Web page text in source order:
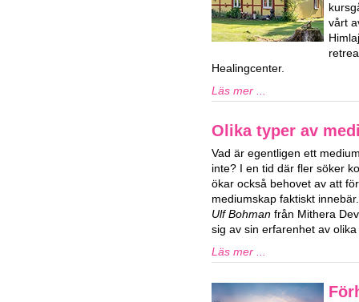
vårt
Healingcenter.
Läs mer ...
Olika typer av
Vad är egentligen ett
inte? I en tid där fler söker
ökar också behovet av att
mediumskap faktiskt
Ulf Bohman från Mithera
sig av sin erfarenhet av
Läs mer ...